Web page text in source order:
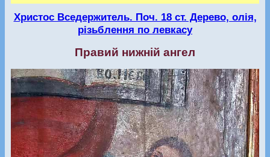
Христос Вседержитель. Поч. 18 ст. Дерево, олія,
різьблення по левкасу
Правий нижній ангел